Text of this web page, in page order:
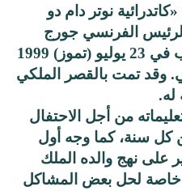
نوتر دام دو
الفرنسي جورج
بومبيدو. وأصبح ملكا للمغرب في 23 يوليو (تموز) 1999
وقد تمت بالقصر الملكي
له.
1999 أعطى تعليماته من أجل الاحتفال
30 يوليو من كل سنة، كما وجه أول
نهج والده الملك
خاصة لحل بعض المشاكل